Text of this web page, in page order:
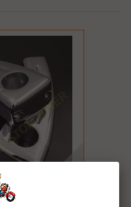
pour harley et...